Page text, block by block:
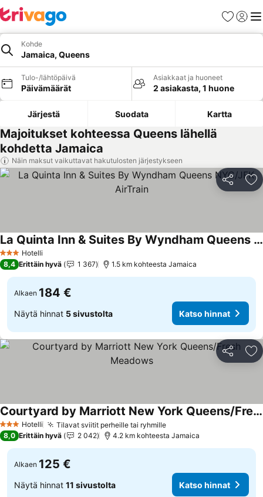
Suosikit
Kohde
Jamaica, Queens
Tulo-/lähtöpäivä
Päivämäärät
Asiakkaat ja huoneet
2 asiakasta, 1 huone
Järjestä Suodata Kartta
Majoitukset kohteessa Queens lähellä
kohdetta Jamaica
Näin maksut vaikuttavat hakutulosten järjestykseen
Jaa
3 Tähtiluokitus
Hotelli
La Quinta Inn & Suites By Wyndham Queens NYC/JFK AirTrain
Katso hinnat
8,4 Erittäin hyvä 1 367 1.5 km kohteesta Jamaica
Alkaen 184 €
Näytä hinnat 5 sivustolta Katso hinnat
Jaa
3 Tähtiluokitus
Hotelli Tilavat sviitit perheille tai ryhmilleKatso hinnat
Courtyard by Marriott New York Queens/Fresh Meadows
Katso hinnat
8,0 Erittäin hyvä 2 042 4.2 km kohteesta Jamaica
Alkaen 125 €
Näytä hinnat 11 sivustolta Katso hinnat